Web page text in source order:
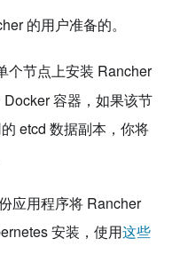
的用户准备的。
个节点上安装 Rancher
容器，如果该节
etcd 数据副本，你将
应用程序将 Rancher
安装，使用这些